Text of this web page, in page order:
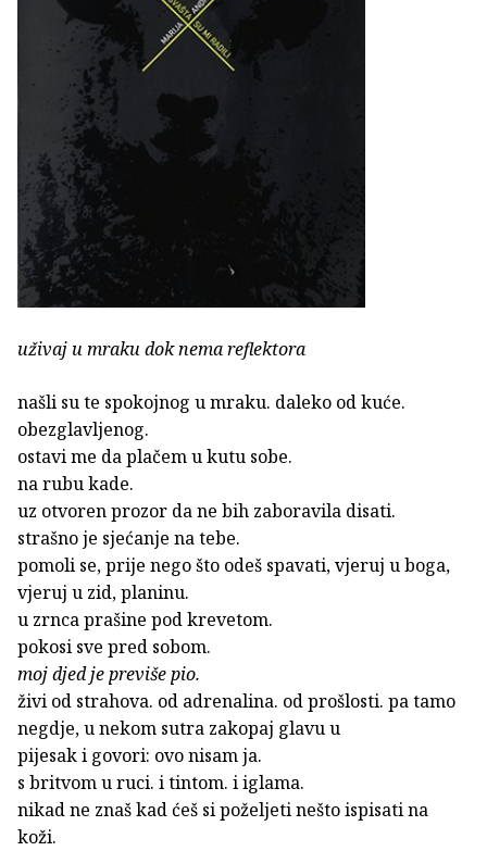
uživaj u mraku dok nema reflektora
našli su te spokojnog u mraku. daleko od kuće.
obezglavljenog.
ostavi me da plačem u kutu sobe.
na rubu kade.
uz otvoren prozor da ne bih zaboravila disati.
strašno je sjećanje na tebe.
pomoli se, prije nego što odeš spavati, vjeruj u boga,
vjeruj u zid, planinu.
u zrnca prašine pod krevetom.
pokosi sve pred sobom.
moj djed je previše pio.
živi od strahova. od adrenalina. od prošlosti. pa tamo
negdje, u nekom sutra zakopaj glavu u
pijesak i govori: ovo nisam ja.
s britvom u ruci. i tintom. i iglama.
nikad ne znaš kad ćeš si poželjeti nešto ispisati na
koži.